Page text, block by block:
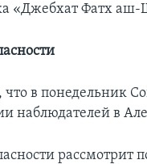
«Джебхат Фатх аш-
в понедельник
наблюдателей в